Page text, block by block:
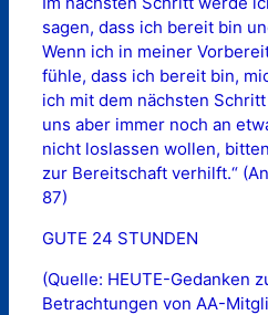
sagen, dass ich bereit bin
Wenn ich in meiner
fühle, dass ich bereit bin,
ich mit dem nächsten
uns aber immer noch an
nicht loslassen wollen,
zur Bereitschaft verhilft.“
87)
GUTE 24 STUNDEN
(Quelle: HEUTE-Gedanken
Betrachtungen von AA-